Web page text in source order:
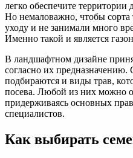
легко обеспечите
Но немаловажно, чтобы сорта
уходу и не занимали много
Именно такой и является
В ландшафтном дизайне
согласно их предназначению.
подбираются и виды трав,
посева. Любой из них можно
придерживаясь основных
специалистов.
Как выбирать